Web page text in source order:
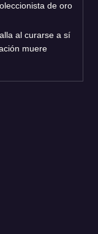
de oro
al curarse a sí
muere